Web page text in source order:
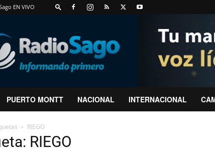
EN VIVO
PUERTO MONTT NACIONAL INTERNACIONAL
RIEGO
RIEGO